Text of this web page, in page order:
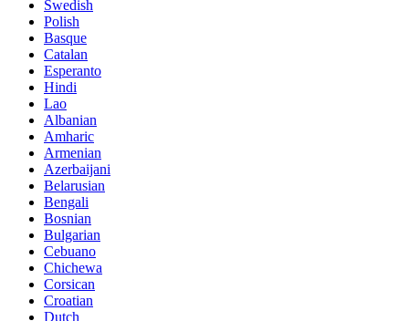
Swedish
Polish
Basque
Catalan
Esperanto
Hindi
Lao
Albanian
Amharic
Armenian
Azerbaijani
Belarusian
Bengali
Bosnian
Bulgarian
Cebuano
Chichewa
Corsican
Croatian
Dutch